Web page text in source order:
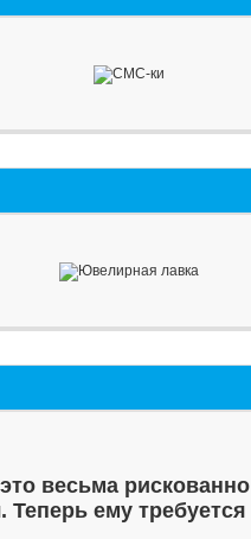
весьма рискованно
ему требуется